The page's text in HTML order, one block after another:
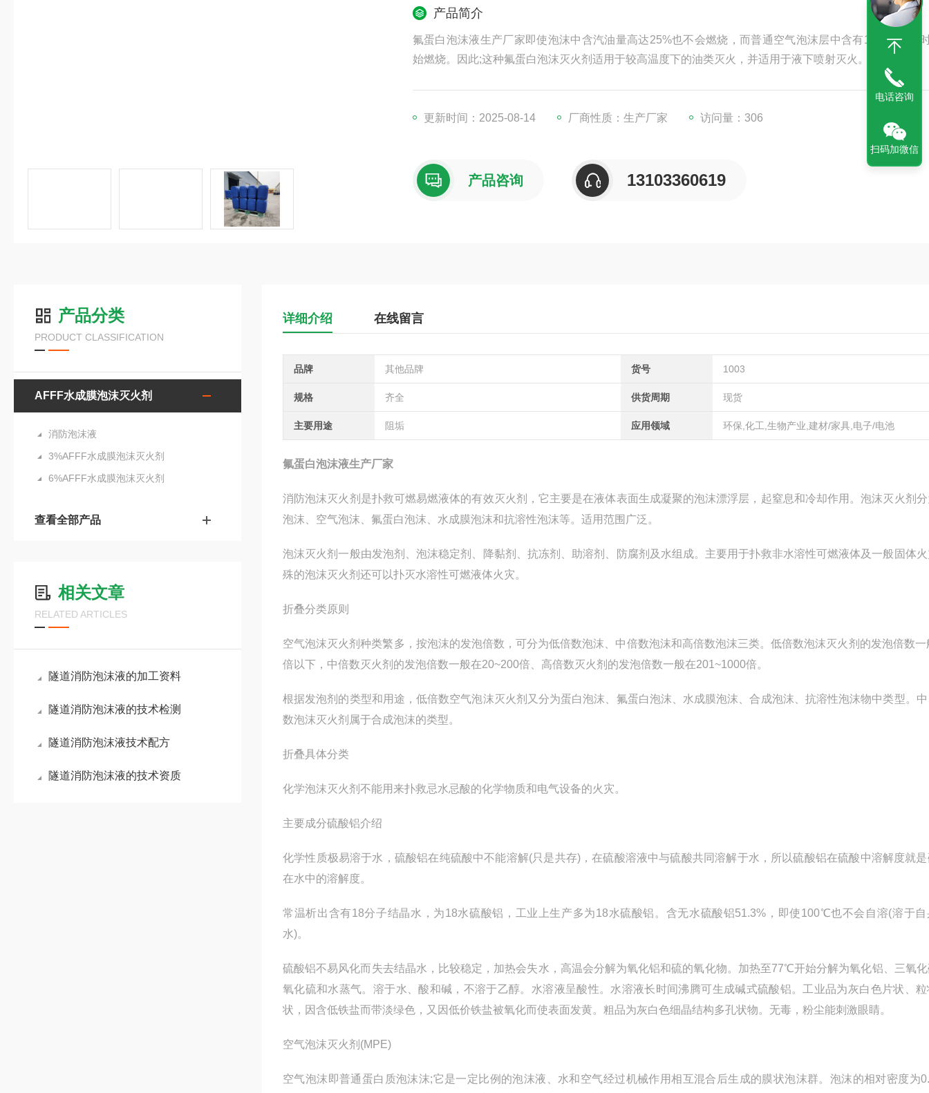
产品简介
氟蛋白泡沫液生产厂家即使泡沫中含汽油量高达25%也不会燃烧，而普通空气泡沫层中含有10%的汽油
始燃烧。因此;这种氟蛋白泡沫灭火剂适用于较高温度下的油类灭火，并适用于液下喷射灭火。
更新时间：2025-08-14 厂商性质：生产厂家 访问量：306
产品咨询 13103360619
产品分类
PRODUCT CLASSIFICATION
AFFF水成膜泡沫灭火剂
消防泡沫液
3%AFFF水成膜泡沫灭火剂
6%AFFF水成膜泡沫灭火剂
查看全部产品
相关文章
RELATED ARTICLES
隧道消防泡沫液的加工资料
隧道消防泡沫液的技术检测
隧道消防泡沫液技术配方
隧道消防泡沫液的技术资质
详细介绍 在线留言
品牌 其他品牌 货号 1003
规格 齐全 供货周期 现货
主要用途 阻垢 应用领域 环保,化工,生物产业,建材/家具,电子/电池
氟蛋白泡沫液生产厂家
消防泡沫灭火剂是扑救可燃易燃液体的有效灭火剂，它主要是在液体表面生成凝聚的泡沫漂浮层，起窒息和冷却作用。泡沫灭火剂
泡沫、空气泡沫、氟蛋白泡沫、水成膜泡沫和抗溶性泡沫等。适用范围广泛。
泡沫灭火剂一般由发泡剂、泡沫稳定剂、降黏剂、抗冻剂、助溶剂、防腐剂及水组成。主要用于扑救非水溶性可燃液体及一般固体
殊的泡沫灭火剂还可以扑灭水溶性可燃液体火灾。
折叠分类原则
空气泡沫灭火剂种类繁多，按泡沫的发泡倍数，可分为低倍数泡沫、中倍数泡沫和高倍数泡沫三类。低倍数泡沫灭火剂的发泡倍数一
倍以下，中倍数灭火剂的发泡倍数一般在20~200倍、高倍数灭火剂的发泡倍数一般在201~1000倍。
根据发泡剂的类型和用途，低倍数空气泡沫灭火剂又分为蛋白泡沫、氟蛋白泡沫、水成膜泡沫、合成泡沫、抗溶性泡沫物中类型。
数泡沫灭火剂属于合成泡沫的类型。
折叠具体分类
化学泡沫灭火剂不能用来扑救忌水忌酸的化学物质和电气设备的火灾。
主要成分硫酸铝介绍
化学性质极易溶于水，硫酸铝在纯硫酸中不能溶解(只是共存)，在硫酸溶液中与硫酸共同溶解于水，所以硫酸铝在硫酸中溶解度就
在水中的溶解度。
常温析出含有18分子结晶水，为18水硫酸铝，工业上生产多为18水硫酸铝。含无水硫酸铝51.3%，即使100℃也不会自溶(溶于自
水)。
硫酸铝不易风化而失去结晶水，比较稳定，加热会失水，高温会分解为氧化铝和硫的氧化物。加热至77℃开始分解为氧化铝、三氧
氧化硫和水蒸气。溶于水、酸和碱，不溶于乙醇。水溶液呈酸性。水溶液长时间沸腾可生成碱式硫酸铝。工业品为灰白色片状、
状，因含低铁盐而带淡绿色，又因低价铁盐被氧化而使表面发黄。粗品为灰白色细晶结构多孔状物。无毒，粉尘能刺激眼睛。
空气泡沫灭火剂(MPE)
空气泡沫即普通蛋白质泡沫沫;它是一定比例的泡沫液、水和空气经过机械作用相互混合后生成的膜状泡沫群。泡沫的相对密度为
电话咨询
扫码加微信